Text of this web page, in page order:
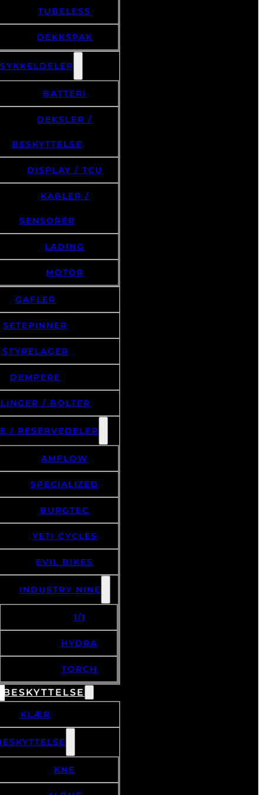
TUBELESS
DEKKSPAK
BATTERI
DEKSLER /
BESKYTTELSE
DISPLAY / TCU
KABLER /
SENSORER
LADING
MOTOR
GAFLER
SETEPINNER
STYRELAGER
DEMPERE
/ BOLTER
/ RESERVEDELER
AMFLOW
SPECIALIZED
BURGTEC
YETI CYCLES
EVIL BIKES
INDUSTRY NINE
1/1
HYDRA
TORCH
KLÆR
KNE